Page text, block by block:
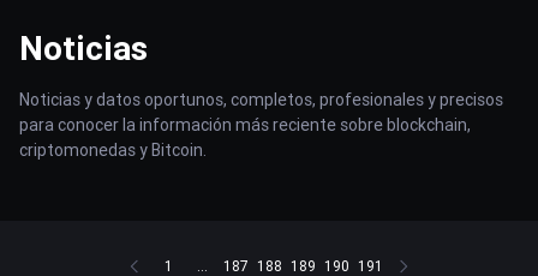
Noticias
Noticias y datos oportunos, completos, profesionales y precisos
para conocer la información más reciente sobre blockchain,
criptomonedas y Bitcoin.
1 ... 187 188 189 190 191